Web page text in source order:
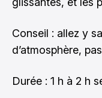
Conseil : allez y
d’atmosphère,
Durée : 1 h à 2 h